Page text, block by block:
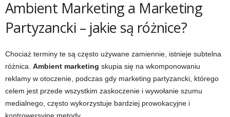
Ambient Marketing a Marketing
Partyzancki – jakie są różnice?
Chociaż terminy te są często używane zamiennie, istnieje subtelna
różnica. Ambient marketing skupia się na wkomponowaniu
reklamy w otoczenie, podczas gdy marketing partyzancki, którego
celem jest przede wszystkim zaskoczenie i wywołanie szumu
medialnego, często wykorzystuje bardziej prowokacyjne i